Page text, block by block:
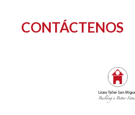
INICIO
SECCIONES
EQUIPO
CONTÁCTENOS